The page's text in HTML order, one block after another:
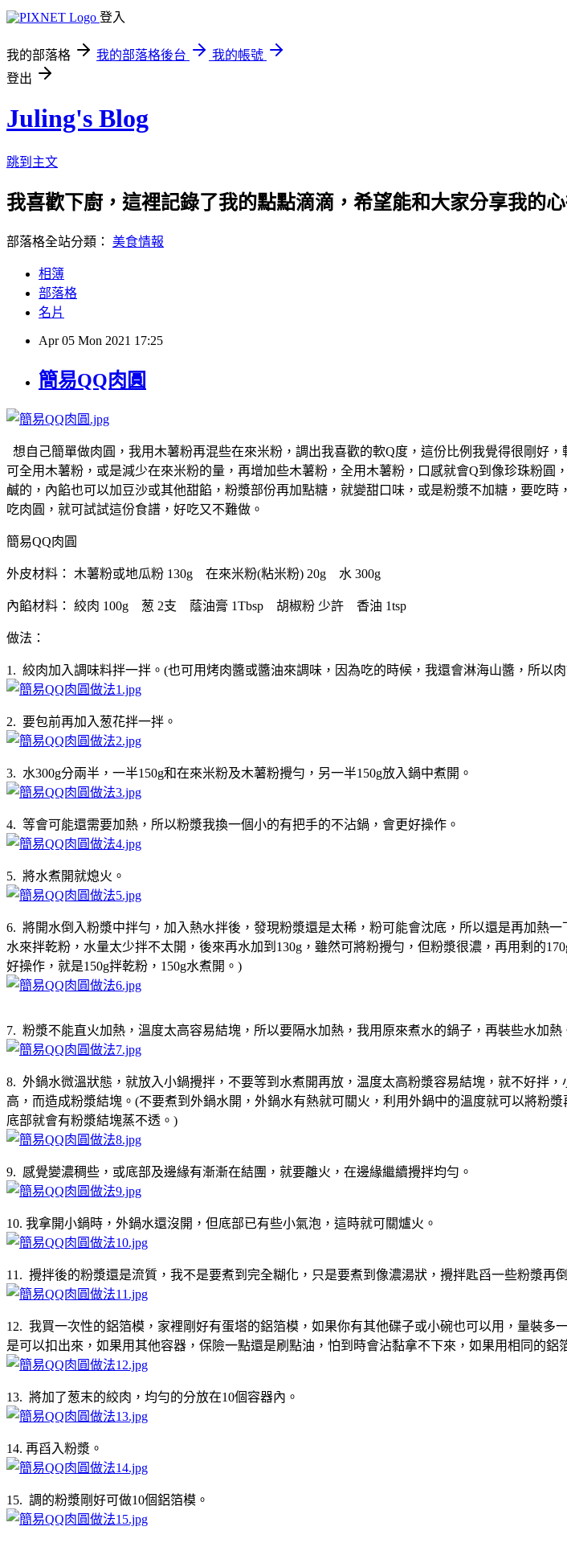
登入
我的部落格 我的部落格後台
我的帳號
登出
Juling's Blog
跳到主文
我喜歡下廚，這裡記錄了我的點點滴滴，希望能和大家分享我的心
部落格全站分類： 美食情報
相簿
部落格
名片
Apr 05 Mon 2021 17:25
簡易QQ肉圓
想自己簡單做肉圓，我用木薯粉再混些在來米粉，調出我喜歡的軟Q度，這份比例我覺得很剛好
可全用木薯粉，或是減少在來米粉的量，再增加些木薯粉，全用木薯粉，口感就會Q到像珍珠粉
鹹的，內餡也可以加豆沙或其他甜餡，粉漿部份再加點糖，就變甜口味，或是粉漿不加糖，要吃
吃肉圓，就可試試這份食譜，好吃又不難做。
簡易QQ肉圓
外皮材料： 木薯粉或地瓜粉 130g 在來米粉(粘米粉) 20g 水 300g
內餡材料： 絞肉 100g 葱 2支 蔭油膏 1Tbsp 胡椒粉 少許 香油 1tsp
做法：
1. 絞肉加入調味料拌一拌。(也可用烤肉醬或醬油來調味，因為吃的時候，我還會淋海山醬，所以
2. 要包前再加入葱花拌一拌。
3. 水300g分兩半，一半150g和在來米粉及木薯粉攪勻，另一半150g放入鍋中煮開。
4. 等會可能還需要加熱，所以粉漿我換一個小的有把手的不沾鍋，會更好操作。
5. 將水煮開就熄火。
6. 將開水倒入粉漿中拌勻，加入熱水拌後，發現粉漿還是太稀，粉可能會沈底，所以還是再加熱
水來拌乾粉，水量太少拌不太開，後來再水加到130g，雖然可將粉攪勻，但粉漿很濃，再用剩的
好操作，就是150g拌乾粉，150g水煮開。)
7. 粉漿不能直火加熱，溫度太高容易結塊，所以要隔水加熱，我用原來煮水的鍋子，再裝些水加熱
8. 外鍋水微溫狀態，就放入小鍋攪拌，不要等到水煮開再放，温度太高粉漿容易結塊，就不好拌
高，而造成粉漿結塊。(不要煮到外鍋水開，外鍋水有熱就可關火，利用外鍋中的溫度就可以將粉
底部就會有粉漿結塊蒸不透。)
9. 感覺變濃稠些，或底部及邊緣有漸漸在結團，就要離火，在邊緣繼續攪拌均勻。
10. 我拿開小鍋時，外鍋水還沒開，但底部已有些小氣泡，這時就可關爐火。
11. 攪拌後的粉漿還是流質，我不是要煮到完全糊化，只是要煮到像濃湯狀，攪拌匙舀一些粉漿再
12. 我買一次性的鋁箔模，家裡剛好有蛋塔的鋁箔模，如果你有其他碟子或小碗也可以用，量裝
是可以扣出來，如果用其他容器，保險一點還是刷點油，怕到時會沾黏拿不下來，如果用相同的
13. 將加了葱末的絞肉，均勻的分放在10個容器內。
14. 再舀入粉漿。
15. 調的粉漿剛好可做10個鋁箔模。